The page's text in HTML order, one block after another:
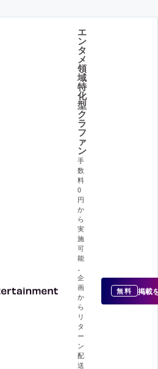
エ
ン
タ
メ
領
域
特
化
型
ク
ラ
フ
ァ
ン
手
数
料
0
円
か
ら
実
施
可
能
企
画
か
ら
リ
タ
ー
ン
配
送
無料 掲載